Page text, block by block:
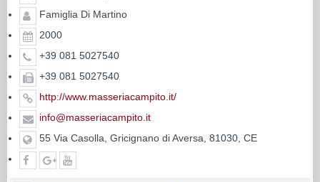
Famiglia Di Martino
2000
+39 081 5027540
+39 081 5027540
http://www.masseriacampito.it/
info@masseriacampito.it
55 Via Casolla, Gricignano di Aversa, 81030, CE